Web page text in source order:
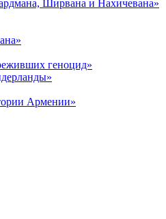
Ширвана и Нахичевана»
геноцид»
Армении»